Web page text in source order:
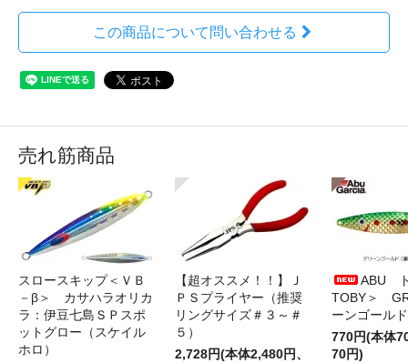
この商品について問い合わせる
売れ筋商品
スロースキップ＜ＶＢ
－β＞ カサハラオリカ
ラ：伊豆七島ＳＰスポ
ットグロー（スケイル
ホロ）
【超オススメ！！】Ｊ
ＰＳプライヤー（推奨
リングサイズ＃３～＃
５）
2,728円(本体2,480円、
ABU
TOBY＞
ーンゴールド
770円(本体
70円)